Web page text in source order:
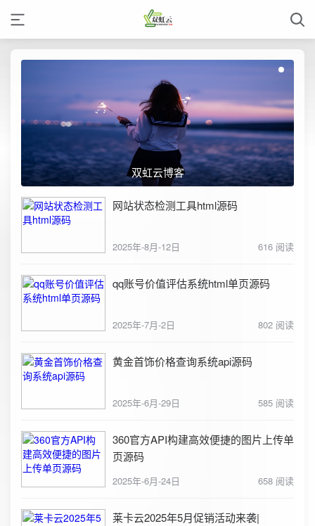
双虹云博客
网站状态检测工具html源码
2025年-8月-12日 616 阅读
qq账号价值评估系统html单页源码
2025年-7月-2日 802 阅读
黄金首饰价格查询系统api源码
2025年-6月-29日 585 阅读
360官方API构建高效便捷的图片上传单
页源码
2025年-6月-24日 658 阅读
莱卡云2025年5月促销活动来袭|